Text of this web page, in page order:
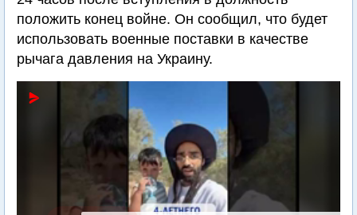
положить конец войне. Он сообщил, что будет
использовать военные поставки в качестве
рычага давления на Украину.